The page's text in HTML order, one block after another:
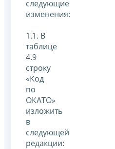
следующие
изменения:
1.1. В
таблице
4.9
строку
«Код
по
ОКАТО»
изложить
в
следующей
редакции: